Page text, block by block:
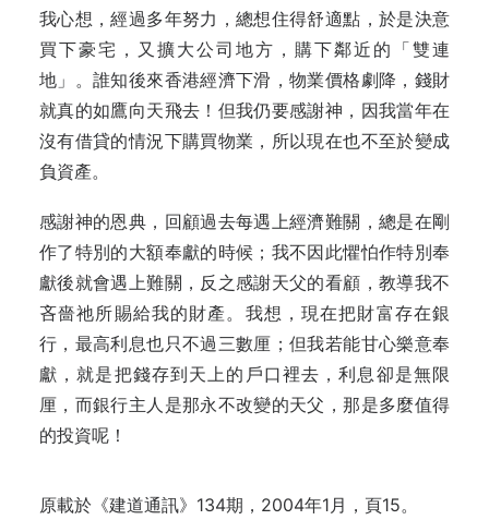
我心想，經過多年努力，總想住得舒適點，於是決意
買下豪宅，又擴大公司地方，購下鄰近的「雙連
地」。誰知後來香港經濟下滑，物業價格劇降，錢財
就真的如鷹向天飛去！但我仍要感謝神，因我當年在
沒有借貸的情況下購買物業，所以現在也不至於變成
負資產。
感謝神的恩典，回顧過去每遇上經濟難關，總是在剛
作了特別的大額奉獻的時候；我不因此懼怕作特別奉
獻後就會遇上難關，反之感謝天父的看顧，教導我不
吝嗇祂所賜給我的財產。我想，現在把財富存在銀
行，最高利息也只不過三數厘；但我若能甘心樂意奉
獻，就是把錢存到天上的戶口裡去，利息卻是無限
厘，而銀行主人是那永不改變的天父，那是多麼值得
的投資呢！
原載於《建道通訊》134期，2004年1月，頁15。